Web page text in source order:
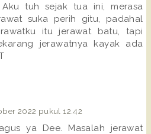
Aku tuh sejak tua ini, merasa
suka perih gitu, padahal
itu jerawat batu, tapi
jerawatnya kayak ada
2022 pukul 12.42
ya Dee. Masalah jerawat